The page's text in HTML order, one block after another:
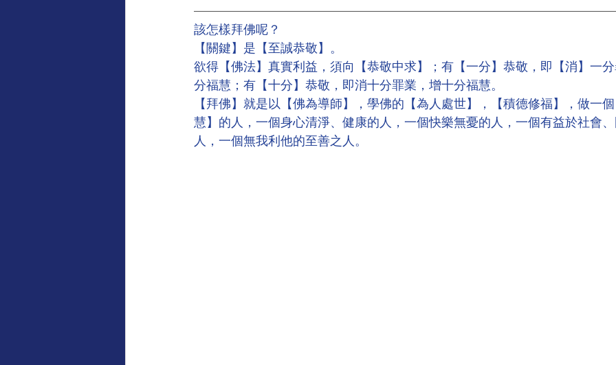
該怎樣拜佛呢？
【關鍵】是【至誠恭敬】。
欲得【佛法】真實利益，須向【恭敬中求】；有【一分】恭敬，即【消】一
分福慧；有【十分】恭敬，即消十分罪業，增十分福慧。
【拜佛】就是以【佛為導師】，學佛的【為人處世】，【積德修福】，做一
慧】的人，一個身心清淨、健康的人，一個快樂無憂的人，一個有益於社會
人，一個無我利他的至善之人。